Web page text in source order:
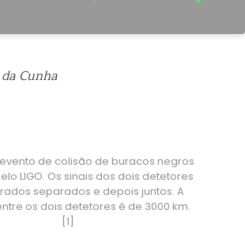
Cunha
de colisão de buracos negros
LIGO. Os sinais dos dois detetores
separados e depois juntos. A
os dois detetores é de 3000 km.
[1]